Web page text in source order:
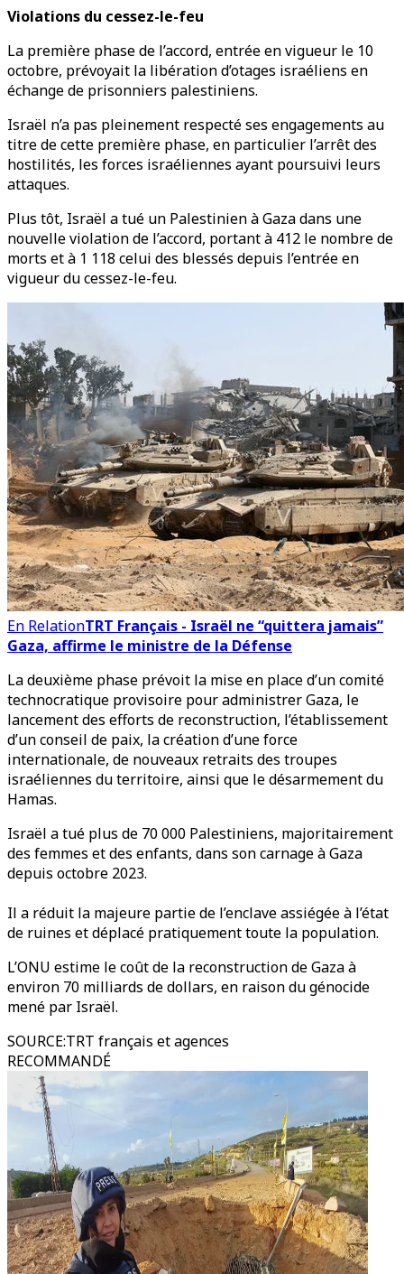
Violations du cessez-le-feu
La première phase de l’accord, entrée en vigueur le 10
octobre, prévoyait la libération d’otages israéliens en
échange de prisonniers palestiniens.
Israël n’a pas pleinement respecté ses engagements au
titre de cette première phase, en particulier l’arrêt des
hostilités, les forces israéliennes ayant poursuivi leurs
attaques.
Plus tôt, Israël a tué un Palestinien à Gaza dans une
nouvelle violation de l’accord, portant à 412 le nombre de
morts et à 1 118 celui des blessés depuis l’entrée en
vigueur du cessez-le-feu.
En RelationTRT Français - Israël ne “quittera jamais”
Gaza, affirme le ministre de la Défense
La deuxième phase prévoit la mise en place d’un comité
technocratique provisoire pour administrer Gaza, le
lancement des efforts de reconstruction, l’établissement
d’un conseil de paix, la création d’une force
internationale, de nouveaux retraits des troupes
israéliennes du territoire, ainsi que le désarmement du
Hamas.
Israël a tué plus de 70 000 Palestiniens, majoritairement
des femmes et des enfants, dans son carnage à Gaza
depuis octobre 2023.
Il a réduit la majeure partie de l’enclave assiégée à l’état
de ruines et déplacé pratiquement toute la population.
L’ONU estime le coût de la reconstruction de Gaza à
environ 70 milliards de dollars, en raison du génocide
mené par Israël.
SOURCE:TRT français et agences
RECOMMANDÉ